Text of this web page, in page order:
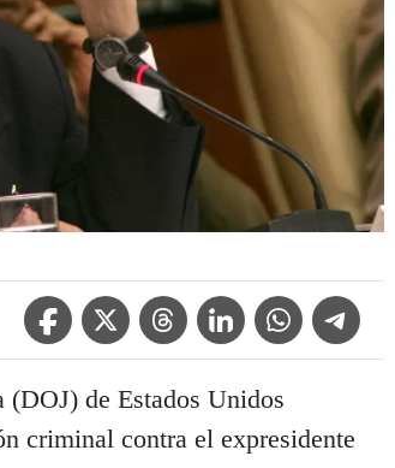
Facebook IconTwitter IconThreads IconLinkedin IconWhatsApp Icon
Telegram
de Estados Unidos
criminal contra el expresidente